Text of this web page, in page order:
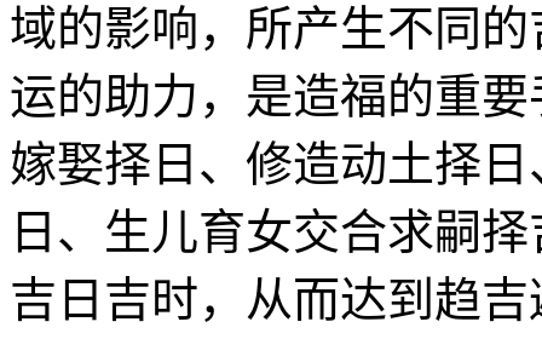
域的影响，所产生不同
运的助力，是造福的重
嫁娶择日、修造动土择
日、生儿育女交合求嗣
吉日吉时，从而达到趋